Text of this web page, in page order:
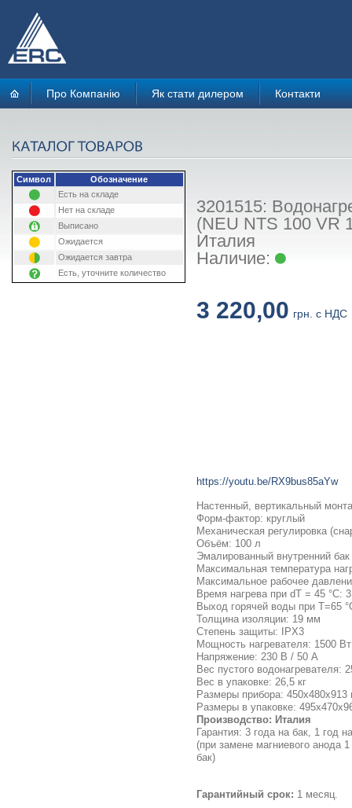
Про Компанію Як стати дилером Контакти
Символ
Обозначение
Есть на складе
Нет на складе
Выписано
Ожидается
Ожидается завтра
Есть, уточните количество
3201515:
(NEU NTS 100 VR
Италия
Наличие:
3 220,00 грн. с НДС
https://youtu.be/RX9bus85aYw
Настенный, вертикальный
Форм-фактор: круглый
Механическая регулировка
Объём: 100 л
Эмалированный внутренний бак
Максимальная температура
Максимальное рабочее
Время нагрева при dT = 45 °C:
Выход горячей воды при T=65
Толщина изоляции: 19 мм
Степень защиты: IPX3
Мощность нагревателя: 1500 Вт
Напряжение: 230 В / 50 А
Вес пустого водонагревателя:
Вес в упаковке: 26,5 кг
Размеры прибора:
Размеры в упаковке:
Производство: Италия
Гарантия: 3 года на бак, 1 год
(при замене магниевого анода
бак)
Гарантийный срок: 1 месяц.